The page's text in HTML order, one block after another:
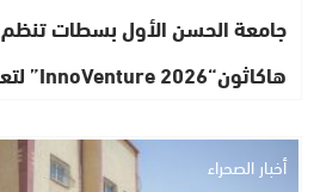
جامعة الحسن الأول بسطات
هاكاثون“InnoVenture 2026” لتعزيز الابتكار…
أخبار الصحراء